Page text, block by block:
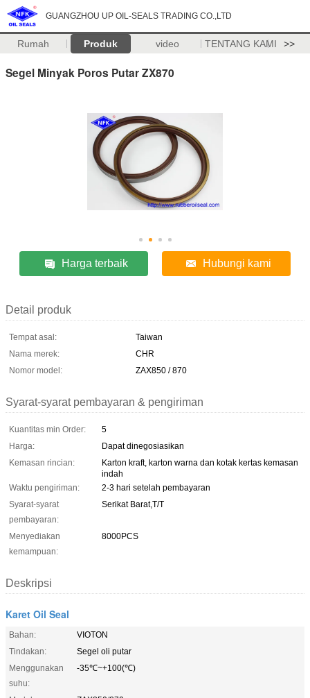
GUANGZHOU UP OIL-SEALS TRADING CO.,LTD
Rumah Produk video TENTANG KAMI >>
Segel Minyak Poros Putar ZX870
Harga terbaik Hubungi kami
Detail produk
Tempat asal:
Taiwan
Nama merek:
CHR
Nomor model:
ZAX850 / 870
Syarat-syarat pembayaran & pengiriman
Kuantitas min Order:
5
Harga:
Dapat dinegosiasikan
Kemasan rincian:
Karton kraft, karton warna dan kotak kertas kemasan
indah
Waktu pengiriman:
2-3 hari setelah pembayaran
Syarat-syarat
pembayaran:
Serikat Barat,T/T
Menyediakan
kemampuan:
8000PCS
Deskripsi
Karet Oil Seal
Bahan:
VIOTON
Tindakan:
Segel oli putar
Menggunakan
suhu:
-35℃~+100(℃)